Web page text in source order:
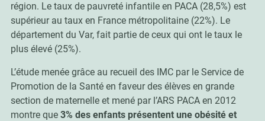
région. Le taux de pauvreté infantile en PACA (28,5%) est
supérieur au taux en France métropolitaine (22%). Le
département du Var, fait partie de ceux qui ont le taux le
plus élevé (25%).
L’étude menée grâce au recueil des IMC par le Service de
Promotion de la Santé en faveur des élèves en grande
section de maternelle et mené par l’ARS PACA en 2012
montre que 3% des enfants présentent une obésité et